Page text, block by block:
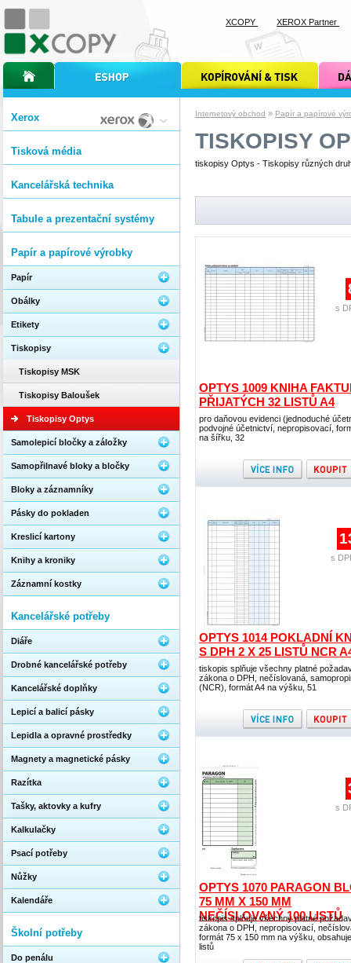
Internetový obchod » Papír a papírové
TISKOPISY
tiskopisy Optys - Tiskopisy různých
OPTYS 1009 KNIHA
PŘIJATÝCH 32 LISTŮ A4
pro daňovou evidenci (jednoduché
podvojné účetnictví, nepropisovací,
na šířku, 32
s
OPTYS 1014 POKLADNÍ
S DPH 2 X 25 LISTŮ NCR
tiskopis splňuje všechny platné
zákona o DPH, nečíslovaná,
(NCR), formát A4 na výšku, 51
s
OPTYS 1070 PARAGON
75 MM X 150 MM
NEČÍSLOVANÝ 100 LISTŮ
tiskopis splňuje všechny platné
zákona o DPH, nepropisovací,
formát 75 x 150 mm na výšku,
listů
s
Xerox
Tisková média
Kancelářská technika
Tabule a prezentační systémy
Papír a papírové výrobky
Papír
Obálky
Etikety
Tiskopisy
Tiskopisy MSK
Tiskopisy Baloušek
Tiskopisy Optys
Samolepicí bločky a záložky
Samopřilnavé bloky a bločky
Bloky a záznamníky
Pásky do pokladen
Kreslicí kartony
Knihy a kroniky
Záznamní kostky
Kancelářské potřeby
Diáře
Drobné kancelářské potřeby
Kancelářské doplňky
Lepicí a balicí pásky
Lepidla a opravné prostředky
Magnety a magnetické pásky
Razítka
Tašky, aktovky a kufry
Kalkulačky
Psací potřeby
Nůžky
Kalendáře
Školní potřeby
Do penálu
úvodní stránka xcopyinternetový obchod xcopy kopírování a tisk xcopy dárkové
XCOPY XEROX Partner